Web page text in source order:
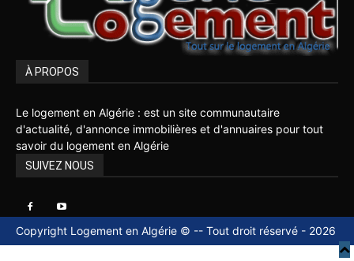
À PROPOS
Le logement en Algérie : est un site communautaire
d'actualité, d'annonce immobilières et d'annuaires pour tout
savoir du logement en Algérie
SUIVEZ NOUS
Copyright Logement en Algérie © -- Tout droit réservé - 2026